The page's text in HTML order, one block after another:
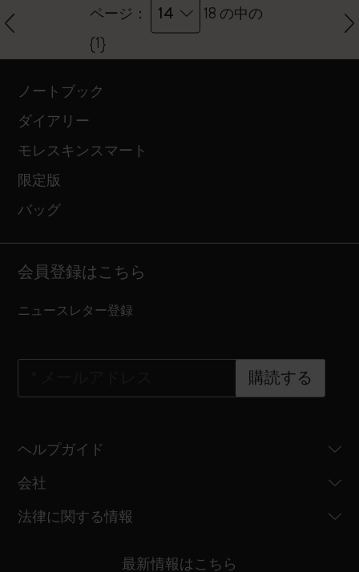
ページ： 14
18 の中の
{1}
ノートブック
ダイアリー
モレスキンスマート
限定版
バッグ
会員登録はこちら
ニュースレター登録
購読する
ヘルプガイド
会社
法律に関する情報
最新情報はこちら